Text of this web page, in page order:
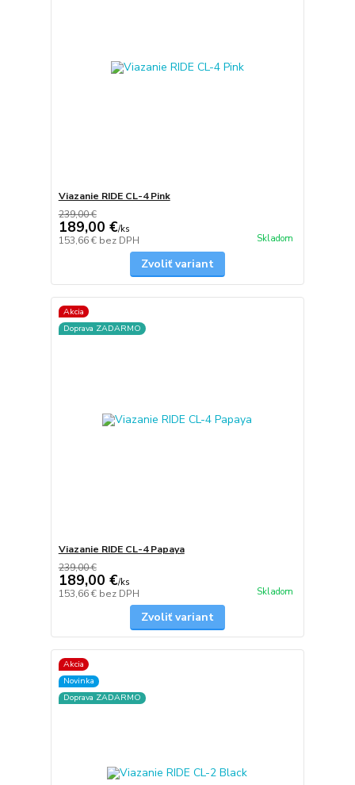
Viazanie RIDE CL-4 Pink
239,00 €
189,00 €/ks
153,66 € bez DPH Skladom
Zvoliť variant
Akcia
Doprava ZADARMO
Viazanie RIDE CL-4 Papaya
239,00 €
189,00 €/ks
153,66 € bez DPH Skladom
Zvoliť variant
Akcia
Novinka
Doprava ZADARMO